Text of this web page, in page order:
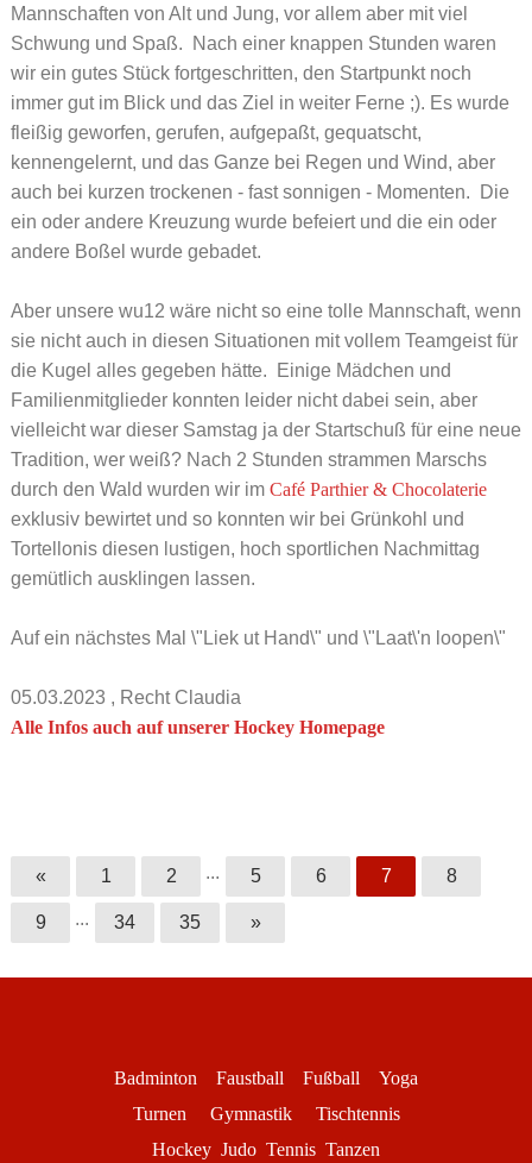
Mannschaften von Alt und Jung, vor allem aber mit viel
Schwung und Spaß. Nach einer knappen Stunden waren
wir ein gutes Stück fortgeschritten, den Startpunkt noch
immer gut im Blick und das Ziel in weiter Ferne ;). Es wurde
fleißig geworfen, gerufen, aufgepaßt, gequatscht,
kennengelernt, und das Ganze bei Regen und Wind, aber
auch bei kurzen trockenen - fast sonnigen - Momenten. Die
ein oder andere Kreuzung wurde befeiert und die ein oder
andere Boßel wurde gebadet.
Aber unsere wu12 wäre nicht so eine tolle Mannschaft, wenn
sie nicht auch in diesen Situationen mit vollem Teamgeist für
die Kugel alles gegeben hätte. Einige Mädchen und
Familienmitglieder konnten leider nicht dabei sein, aber
vielleicht war dieser Samstag ja der Startschuß für eine neue
Tradition, wer weiß? Nach 2 Stunden strammen Marschs
durch den Wald wurden wir im Café Parthier & Chocolaterie
exklusiv bewirtet und so konnten wir bei Grünkohl und
Tortellonis diesen lustigen, hoch sportlichen Nachmittag
gemütlich ausklingen lassen.
Auf ein nächstes Mal \"Liek ut Hand\" und \"Laat\'n loopen\"
05.03.2023 , Recht Claudia
Alle Infos auch auf unserer Hockey Homepage
« 1 2 ... 5 6 7 8
9 ... 34 35 »
Badminton Faustball Fußball
Yoga
Turnen
Gymnastik Tischtennis
Hockey Judo Tennis Tanzen